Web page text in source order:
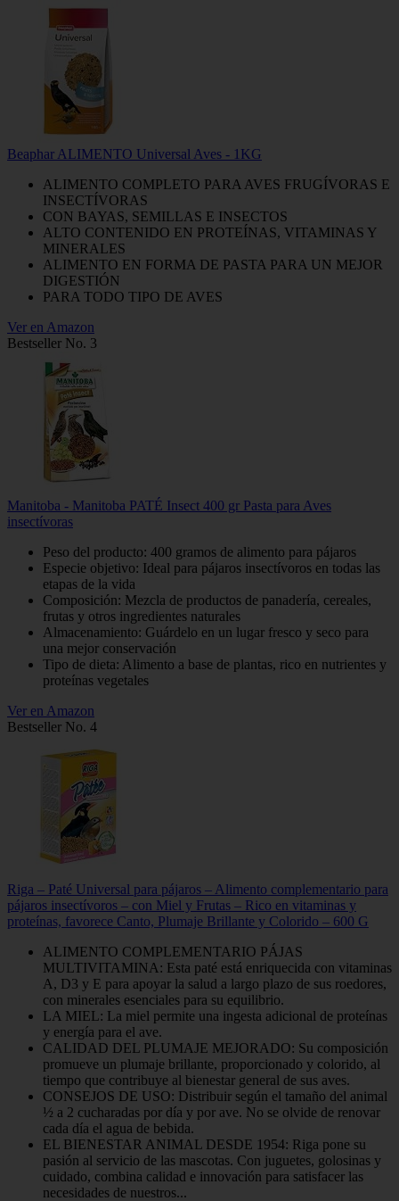
Beaphar ALIMENTO Universal Aves - 1KG
ALIMENTO COMPLETO PARA AVES FRUGÍVORAS E
INSECTÍVORAS
CON BAYAS, SEMILLAS E INSECTOS
ALTO CONTENIDO EN PROTEÍNAS, VITAMINAS Y
MINERALES
ALIMENTO EN FORMA DE PASTA PARA UN MEJOR
DIGESTIÓN
PARA TODO TIPO DE AVES
Ver en Amazon
Bestseller No. 3
Manitoba - Manitoba PATÉ Insect 400 gr Pasta para Aves
insectívoras
Peso del producto: 400 gramos de alimento para pájaros
Especie objetivo: Ideal para pájaros insectívoros en todas las
etapas de la vida
Composición: Mezcla de productos de panadería, cereales,
frutas y otros ingredientes naturales
Almacenamiento: Guárdelo en un lugar fresco y seco para
una mejor conservación
Tipo de dieta: Alimento a base de plantas, rico en nutrientes y
proteínas vegetales
Ver en Amazon
Bestseller No. 4
Riga – Paté Universal para pájaros – Alimento complementario para
pájaros insectívoros – con Miel y Frutas – Rico en vitaminas y
proteínas, favorece Canto, Plumaje Brillante y Colorido – 600 G
ALIMENTO COMPLEMENTARIO PÁJAS
MULTIVITAMINA: Esta paté está enriquecida con vitaminas
A, D3 y E para apoyar la salud a largo plazo de sus roedores,
con minerales esenciales para su equilibrio.
LA MIEL: La miel permite una ingesta adicional de proteínas
y energía para el ave.
CALIDAD DEL PLUMAJE MEJORADO: Su composición
promueve un plumaje brillante, proporcionado y colorido, al
tiempo que contribuye al bienestar general de sus aves.
CONSEJOS DE USO: Distribuir según el tamaño del animal
½ a 2 cucharadas por día y por ave. No se olvide de renovar
cada día el agua de bebida.
EL BIENESTAR ANIMAL DESDE 1954: Riga pone su
pasión al servicio de las mascotas. Con juguetes, golosinas y
cuidado, combina calidad e innovación para satisfacer las
necesidades de nuestros...